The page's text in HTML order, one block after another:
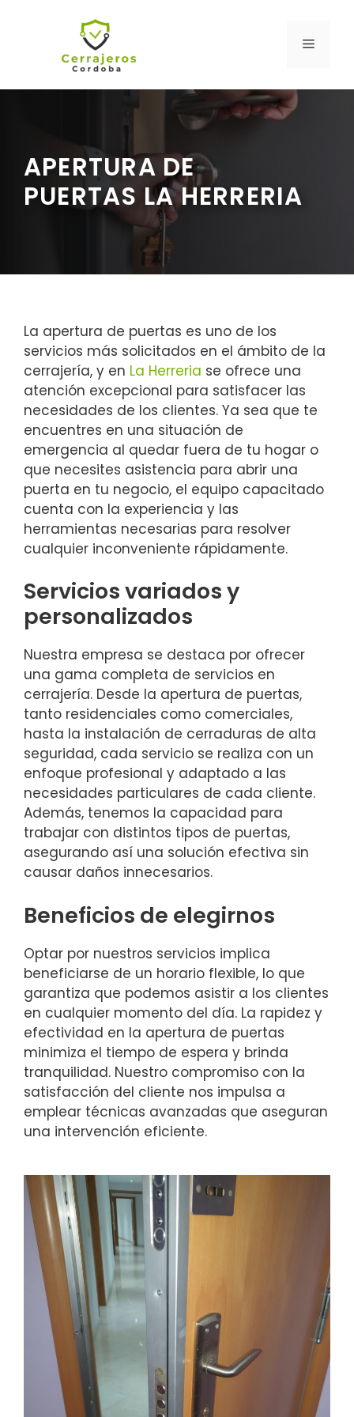
MENÚ
APERTURA DE
PUERTAS LA HERRERIA
La apertura de puertas es uno de los
servicios más solicitados en el ámbito de la
cerrajería, y en La Herreria se ofrece una
atención excepcional para satisfacer las
necesidades de los clientes. Ya sea que te
encuentres en una situación de
emergencia al quedar fuera de tu hogar o
que necesites asistencia para abrir una
puerta en tu negocio, el equipo capacitado
cuenta con la experiencia y las
herramientas necesarias para resolver
cualquier inconveniente rápidamente.
Servicios variados y
personalizados
Nuestra empresa se destaca por ofrecer
una gama completa de servicios en
cerrajería. Desde la apertura de puertas,
tanto residenciales como comerciales,
hasta la instalación de cerraduras de alta
seguridad, cada servicio se realiza con un
enfoque profesional y adaptado a las
necesidades particulares de cada cliente.
Además, tenemos la capacidad para
trabajar con distintos tipos de puertas,
asegurando así una solución efectiva sin
causar daños innecesarios.
Beneficios de elegirnos
Optar por nuestros servicios implica
beneficiarse de un horario flexible, lo que
garantiza que podemos asistir a los clientes
en cualquier momento del día. La rapidez y
efectividad en la apertura de puertas
minimiza el tiempo de espera y brinda
tranquilidad. Nuestro compromiso con la
satisfacción del cliente nos impulsa a
emplear técnicas avanzadas que aseguran
una intervención eficiente.